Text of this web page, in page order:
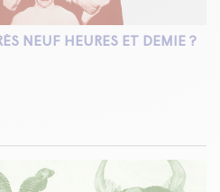
NEUF HEURES ET DEMIE ?